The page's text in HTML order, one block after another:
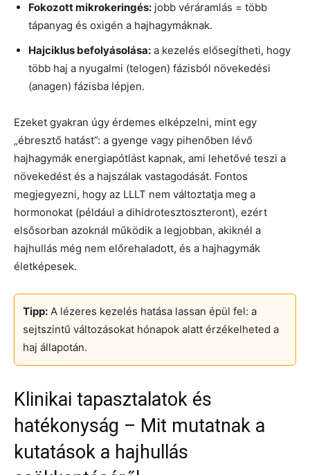
Fokozott mikrokeringés: jobb véráramlás = több
tápanyag és oxigén a hajhagymáknak.
Hajciklus befolyásolása: a kezelés elősegítheti, hogy
több haj a nyugalmi (telogen) fázisból növekedési
(anagen) fázisba lépjen.
Ezeket gyakran úgy érdemes elképzelni, mint egy
„ébresztő hatást”: a gyenge vagy pihenőben lévő
hajhagymák energiapótlást kapnak, ami lehetővé teszi a
növekedést és a hajszálak vastagodását. Fontos
megjegyezni, hogy az LLLT nem változtatja meg a
hormonokat (például a dihidrotesztoszteront), ezért
elsősorban azoknál működik a legjobban, akiknél a
hajhullás még nem előrehaladott, és a hajhagymák
életképesek.
Tipp: A lézeres kezelés hatása lassan épül fel: a
sejtszintű változásokat hónapok alatt érzékelheted a
haj állapotán.
Klinikai tapasztalatok és
hatékonyság – Mit mutatnak a
kutatások a hajhullás